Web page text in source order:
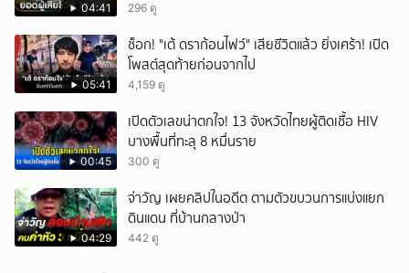
04:41 296 ดู
05:41
ช็อก! "เต้ ดราก้อนไฟว์" เสียชีวิตแล้ว ยิ่งเศร้า! เปิด
โพสต์สุดท้ายก่อนจากไป
4,159 ดู
00:45
เปิดตัวเลขน่าตกใจ! 13 จังหวัดไทยผู้ติดเชื้อ HIV
บางพื้นที่ทะลุ 8 หมื่นราย
300 ดู
04:29
จ่าวัญ เผยคลิปในอดีต ตามตัวขบวนการแบ่งแยก
ดินแดน ที่บ้านกลางป่า
442 ดู